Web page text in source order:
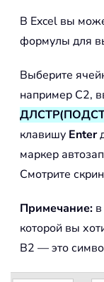
В Excel вы
формулы для
Выберите
например C2,
клавишу Enter
маркер
Смотрите
Примечание:
которой вы
B2 — это